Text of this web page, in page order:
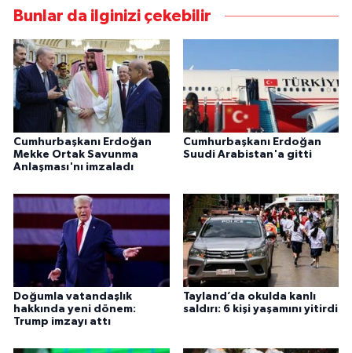
Bunlar da ilginizi çekebilir
Cumhurbaşkanı Erdoğan
Mekke Ortak Savunma
Anlaşması'nı imzaladı
Cumhurbaşkanı Erdoğan
Suudi Arabistan'a gitti
Doğumla vatandaşlık
hakkında yeni dönem:
Trump imzayı attı
Tayland’da okulda kanlı
saldırı: 6 kişi yaşamını yitirdi